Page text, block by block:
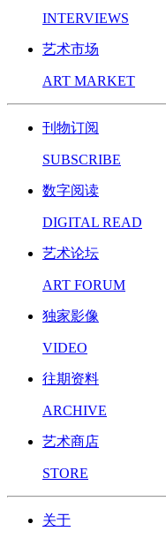
INTERVIEWS
艺术市场
ART MARKET
刊物订阅
SUBSCRIBE
数字阅读
DIGITAL READ
艺术论坛
ART FORUM
独家影像
VIDEO
往期资料
ARCHIVE
艺术商店
STORE
关于